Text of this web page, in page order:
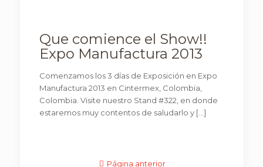
Que comience el Show!!
Expo Manufactura 2013
Comenzamos los 3 días de Exposición en Expo
Manufactura 2013 en Cintermex, Colombia,
Colombia. Visite nuestro Stand #322, en donde
estaremos muy contentos de saludarlo y[…]
Página anterior